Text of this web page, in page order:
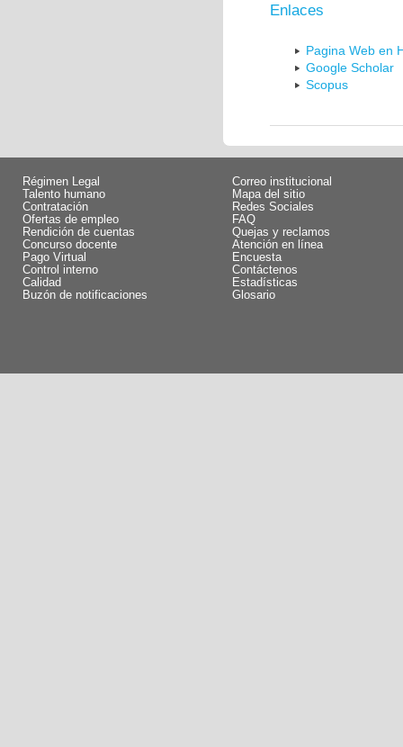
Enlaces
Pagina Web en
Google Scholar
Scopus
Régimen Legal
Talento humano
Contratación
Ofertas de empleo
Rendición de cuentas
Concurso docente
Pago Virtual
Control interno
Calidad
Buzón de notificaciones
Correo institucional
Mapa del sitio
Redes Sociales
FAQ
Quejas y reclamos
Atención en línea
Encuesta
Contáctenos
Estadísticas
Glosario